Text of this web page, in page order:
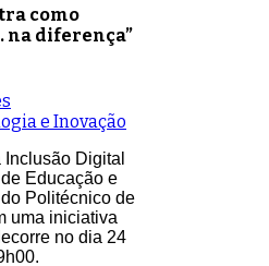
como
na diferença”
e Inovação
Digital
Educação e
Politécnico de
uma iniciativa
no dia 24